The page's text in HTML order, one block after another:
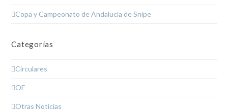
Copa y Campeonato de Andalucía de Snipe
Categorías
Circulares
OE
Otras Noticias